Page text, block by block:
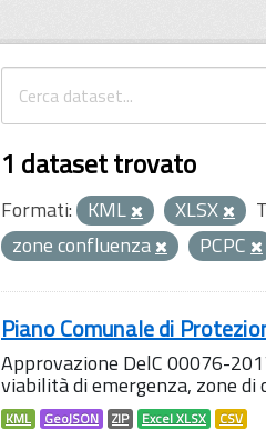
1 dataset trovato
Formati: KML XLSX
zone confluenza
PCPC
Piano Comunale di
Approvazione DelC 00076-
viabilità di emergenza, zone
KML GeoJSON ZIP Excel XLSX CSV